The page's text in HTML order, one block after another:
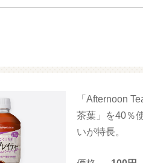
「Afternoon
茶葉」を40％
いが特長。
モルガサンリオ（プクプクシー